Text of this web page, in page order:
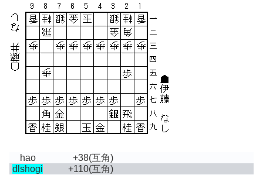
hao +38(互角)
dlshogi
+110(互角)